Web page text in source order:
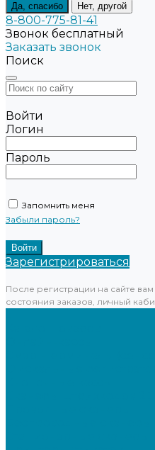
Да, спасибо Нет, другой
8-800-775-81-41
Звонок бесплатный
Заказать звонок
Поиск
Войти
Логин
Пароль
Запомнить меня
Забыли пароль?
Зарегистрироваться
После регистрации на сайте
состояния заказов, личный